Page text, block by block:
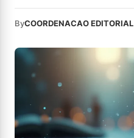
ByCOORDENACAO EDITORIAL